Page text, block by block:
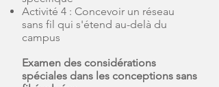
Activité 4 : Concevoir un réseau
sans fil qui s'étend au-delà du
campus
Examen des considérations
spéciales dans les conceptions sans